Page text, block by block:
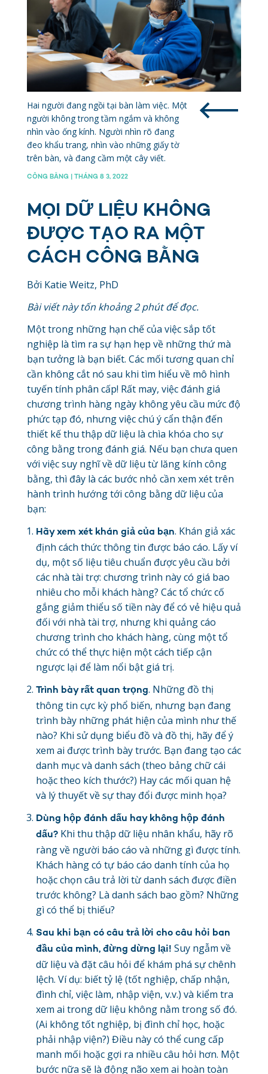
Hai người đang ngồi tại bàn làm việc. Một
người không trong tầm ngắm và không
nhìn vào ống kính. Người nhìn rõ đang
đeo khẩu trang, nhìn vào những giấy tờ
trên bàn, và đang cầm một cây viết.
CÔNG BẰNG | THÁNG 8 3, 2022
MỌI DỮ LIỆU KHÔNG
ĐƯỢC TẠO RA MỘT
CÁCH CÔNG BẰNG
Bởi Katie Weitz, PhD
Bài viết này tốn khoảng 2 phút để đọc.
Một trong những hạn chế của việc sắp tốt
nghiệp là tìm ra sự hạn hẹp về những thứ mà
bạn tưởng là bạn biết. Các mối tương quan chỉ
cần không cắt nó sau khi tìm hiểu về mô hình
tuyến tính phân cấp! Rất may, việc đánh giá
chương trình hàng ngày không yêu cầu mức độ
phức tạp đó, nhưng việc chú ý cẩn thận đến
thiết kế thu thập dữ liệu là chìa khóa cho sự
công bằng trong đánh giá. Nếu bạn chưa quen
với việc suy nghĩ về dữ liệu từ lăng kính công
bằng, thì đây là các bước nhỏ cần xem xét trên
hành trình hướng tới công bằng dữ liệu của
bạn:
Hãy xem xét khán giả của bạn. Khán giả xác
định cách thức thông tin được báo cáo. Lấy ví
dụ, một số liệu tiêu chuẩn được yêu cầu bởi
các nhà tài trợ: chương trình này có giá bao
nhiêu cho mỗi khách hàng? Các tổ chức cố
gắng giảm thiểu số tiền này để có vẻ hiệu quả
đối với nhà tài trợ, nhưng khi quảng cáo
chương trình cho khách hàng, cùng một tổ
chức có thể thực hiện một cách tiếp cận
ngược lại để làm nổi bật giá trị.
Trình bày rất quan trọng. Những đồ thị
thông tin cực kỳ phổ biến, nhưng bạn đang
trình bày những phát hiện của mình như thế
nào? Khi sử dụng biểu đồ và đồ thị, hãy để ý
xem ai được trình bày trước. Bạn đang tạo các
danh mục và danh sách (theo bảng chữ cái
hoặc theo kích thước?) Hay các mối quan hệ
và lý thuyết về sự thay đổi được minh họa?
Dùng hộp đánh dấu hay không hộp đánh
dấu?Khi thu thập dữ liệu nhân khẩu, hãy rõ
ràng về người báo cáo và những gì được tính.
Khách hàng có tự báo cáo danh tính của họ
hoặc chọn câu trả lời từ danh sách được điền
trước không? Là danh sách bao gồm? Những
gì có thể bị thiếu?
Sau khi bạn có câu trả lời cho câu hỏi ban
đầu của mình, đừng dừng lại! Suy ngẫm về
dữ liệu và đặt câu hỏi để khám phá sự chênh
lệch. Ví dụ: biết tỷ lệ (tốt nghiệp, chấp nhận,
đình chỉ, việc làm, nhập viện, v.v.) và kiểm tra
xem ai trong dữ liệu không nằm trong số đó.
(Ai không tốt nghiệp, bị đình chỉ học, hoặc
phải nhập viện?) Điều này có thể cung cấp
manh mối hoặc gợi ra nhiều câu hỏi hơn. Một
bước nữa sẽ là động não xem ai hoàn toàn